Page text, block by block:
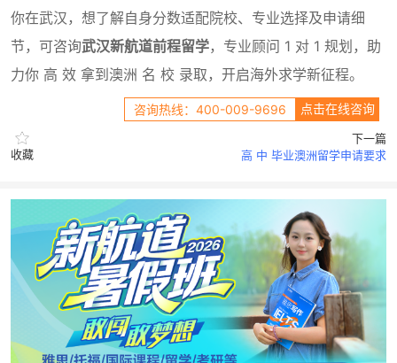
你在武汉，想了解自身分数适配院校、专业选择及申请细
节，可咨询武汉新航道前程留学，专业顾问 1 对 1 规划，助
力你 高 效 拿到澳洲 名 校 录取，开启海外求学新征程。
咨询热线：400-009-9696 点击在线咨询
收藏
下一篇
高 中 毕业澳洲留学申请要求